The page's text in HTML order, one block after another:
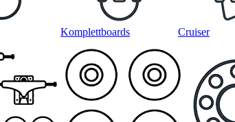
Komplettboards Cruiser